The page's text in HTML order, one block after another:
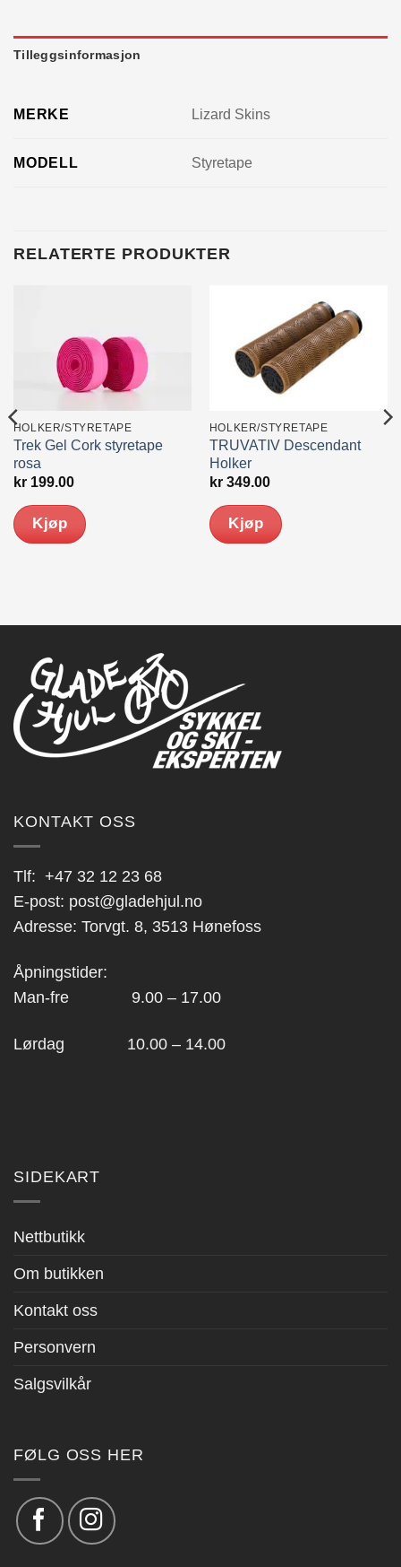
Tilleggsinformasjon
MERKE Lizard Skins
MODELL Styretape
RELATERTE PRODUKTER
HOLKER/STYRETAPE
Trek Gel Cork styretape
rosa
kr199.00
Kjøp
HOLKER/STYRETAPE
TRUVATIV Descendant
Holker
kr349.00
Kjøp
KONTAKT OSS
Tlf: +47 32 12 23 68
E-post: post@gladehjul.no
Adresse: Torvgt. 8, 3513 Hønefoss
Åpningstider:
Man-fre 9.00 – 17.00
Lørdag 10.00 – 14.00
SIDEKART
Nettbutikk
Om butikken
Kontakt oss
Personvern
Salgsvilkår
FØLG OSS HER